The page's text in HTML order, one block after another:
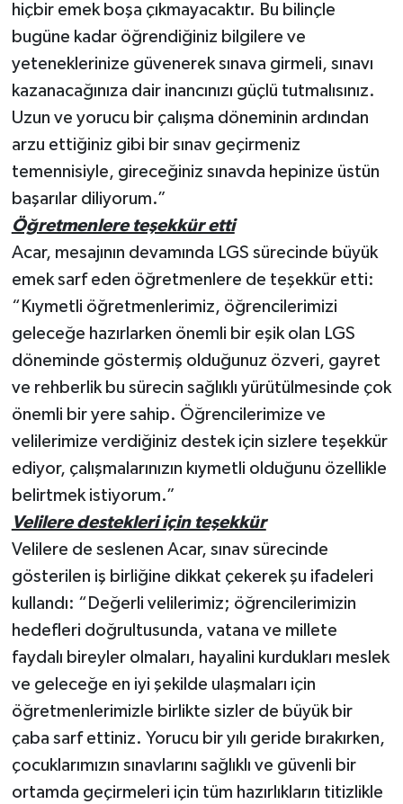
hiçbir emek boşa çıkmayacaktır. Bu bilinçle
bugüne kadar öğrendiğiniz bilgilere ve
yeteneklerinize güvenerek sınava girmeli, sınavı
kazanacağınıza dair inancınızı güçlü tutmalısınız.
Uzun ve yorucu bir çalışma döneminin ardından
arzu ettiğiniz gibi bir sınav geçirmeniz
temennisiyle, gireceğiniz sınavda hepinize üstün
başarılar diliyorum.”
Öğretmenlere teşekkür etti
Acar, mesajının devamında LGS sürecinde büyük
emek sarf eden öğretmenlere de teşekkür etti:
“Kıymetli öğretmenlerimiz, öğrencilerimizi
geleceğe hazırlarken önemli bir eşik olan LGS
döneminde göstermiş olduğunuz özveri, gayret
ve rehberlik bu sürecin sağlıklı yürütülmesinde çok
önemli bir yere sahip. Öğrencilerimize ve
velilerimize verdiğiniz destek için sizlere teşekkür
ediyor, çalışmalarınızın kıymetli olduğunu özellikle
belirtmek istiyorum.”
Velilere destekleri için teşekkür
Velilere de seslenen Acar, sınav sürecinde
gösterilen iş birliğine dikkat çekerek şu ifadeleri
kullandı: “Değerli velilerimiz; öğrencilerimizin
hedefleri doğrultusunda, vatana ve millete
faydalı bireyler olmaları, hayalini kurdukları meslek
ve geleceğe en iyi şekilde ulaşmaları için
öğretmenlerimizle birlikte sizler de büyük bir
çaba sarf ettiniz. Yorucu bir yılı geride bırakırken,
çocuklarımızın sınavlarını sağlıklı ve güvenli bir
ortamda geçirmeleri için tüm hazırlıkların titizlikle